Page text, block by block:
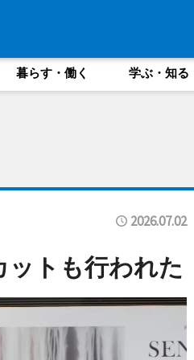
暮らす・働く 学ぶ・知る
2026.07.02
トも行われた